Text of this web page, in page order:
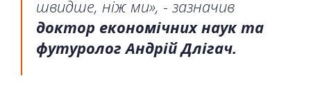
швидше, ніж ми», - зазначив
доктор економічних наук та
футуролог Андрій Длігач.